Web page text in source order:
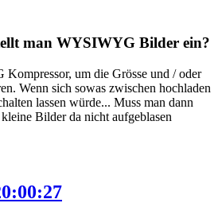
man WYSIWYG Bilder ein?
Kompressor, um die Grösse und / oder
Wenn sich sowas zwischen hochladen
lassen würde... Muss man dann
Bilder da nicht aufgeblasen